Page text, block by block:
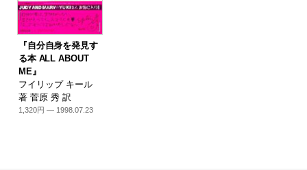
『自分自身を発見す
る本 ALL ABOUT
ME』
フイリップ キール
著 菅原 秀 訳
1,320円 — 1998.07.23